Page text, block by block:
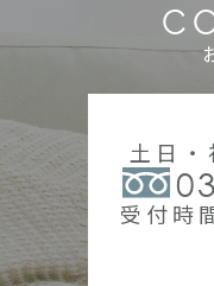
土日
受付時